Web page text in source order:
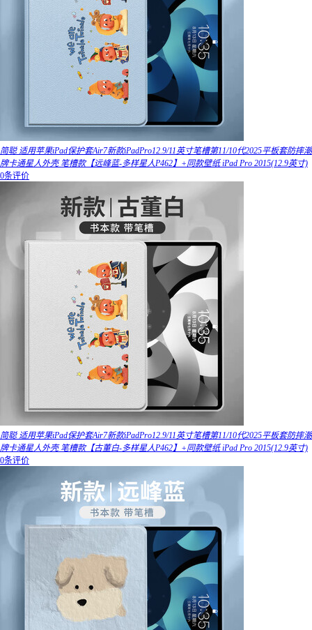
简聪 适用苹果iPad保护套Air7新款iPadPro12.9/11英寸笔槽第11/10代2025平板套防摔潮
牌卡通星人外壳 笔槽款【远峰蓝-多样星人P462】+同款壁纸 iPad Pro 2015(12.9英寸)
0条评价
简聪 适用苹果iPad保护套Air7新款iPadPro12.9/11英寸笔槽第11/10代2025平板套防摔潮
牌卡通星人外壳 笔槽款【古董白-多样星人P462】+同款壁纸 iPad Pro 2015(12.9英寸)
0条评价